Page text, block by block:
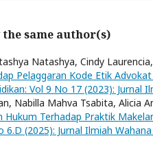
same author(s)
Natashya, Cindy
Pelaggaran Kode Etik
Vol 9 No 17 (2023): Jurnal
Nabilla Mahva Tsabita, Alicia
Hukum Terhadap Praktik
6.D (2025): Jurnal Ilmiah